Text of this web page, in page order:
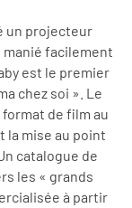
un projecteur
facilement
est le premier
chez soi ». Le
de film au
la mise au point
catalogue de
les « grands
à partir